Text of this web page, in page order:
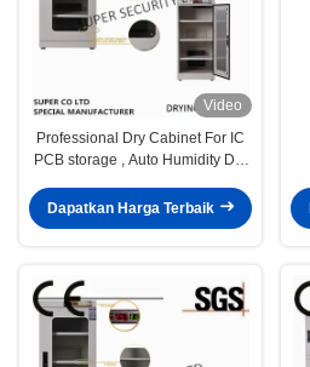
Video
Professional Dry Cabinet For IC
PCB storage , Auto Humidity Dry
Dapatkan Harga Terbaik